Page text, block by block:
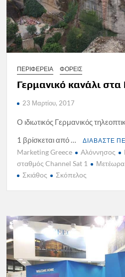
ΠΕΡΙΦΕΡΕΙΑ ΦΟΡΕΙΣ
Γερμανικό κανάλι
23 Μαρτίου, 2017
Ο ιδιωτικός Γερμανικός
1 βρίσκεται από …
ΔΙΑΒΑΣΤΕ
Marketing Greece Αλόννησος
σταθμός Channel Sat 1
Μετέωρα
Σκιάθος
Σκόπελος